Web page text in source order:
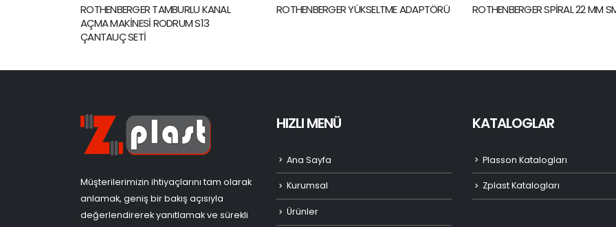
ROTHENBERGER YÜKSELTME ADAPTÖRÜ ROTHENBERGER SPİRAL 22 MM SMK ROTHENBERGER ÇAPRAZ UÇ
Müşterilerimizin ihtiyaçlarını tam olarak
değerlendirerek yanıtlamak ve sürekli
müşteri odaklı yaşamak stratejimizin ve
kültürümüzün bir parçasıdır.
Kurumsal
Ürünler
Markalar
Zplast Katalogları